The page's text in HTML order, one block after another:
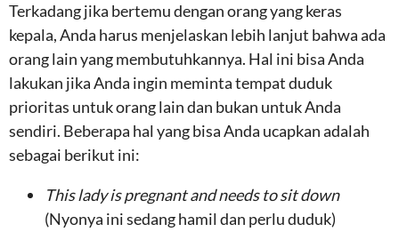
Terkadang jika bertemu dengan orang yang keras
kepala, Anda harus menjelaskan lebih lanjut bahwa ada
orang lain yang membutuhkannya. Hal ini bisa Anda
lakukan jika Anda ingin meminta tempat duduk
prioritas untuk orang lain dan bukan untuk Anda
sendiri. Beberapa hal yang bisa Anda ucapkan adalah
sebagai berikut ini:
This lady is pregnant and needs to sit down
(Nyonya ini sedang hamil dan perlu duduk)